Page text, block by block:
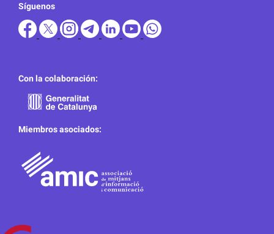
Síguenos
Con la colaboración:
Miembros asociados: